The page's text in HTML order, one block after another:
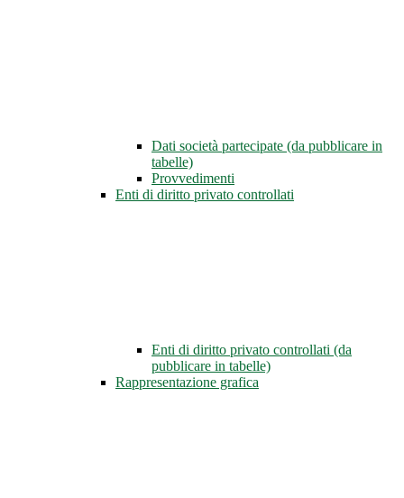
Dati società partecipate (da pubblicare in
tabelle)
Provvedimenti
Enti di diritto privato controllati
Enti di diritto privato controllati (da
pubblicare in tabelle)
Rappresentazione grafica